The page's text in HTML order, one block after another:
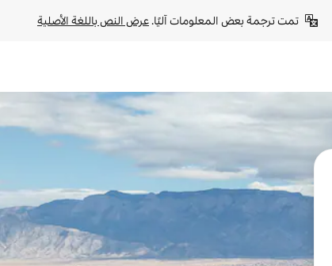
تمت ترجمة بعض المعلومات آليًا. عرض النص باللغة الأصلية